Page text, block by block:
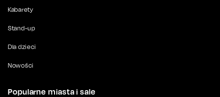
Kabarety
Stand-up
Dla dzieci
Nowości
Popularne miasta i sale